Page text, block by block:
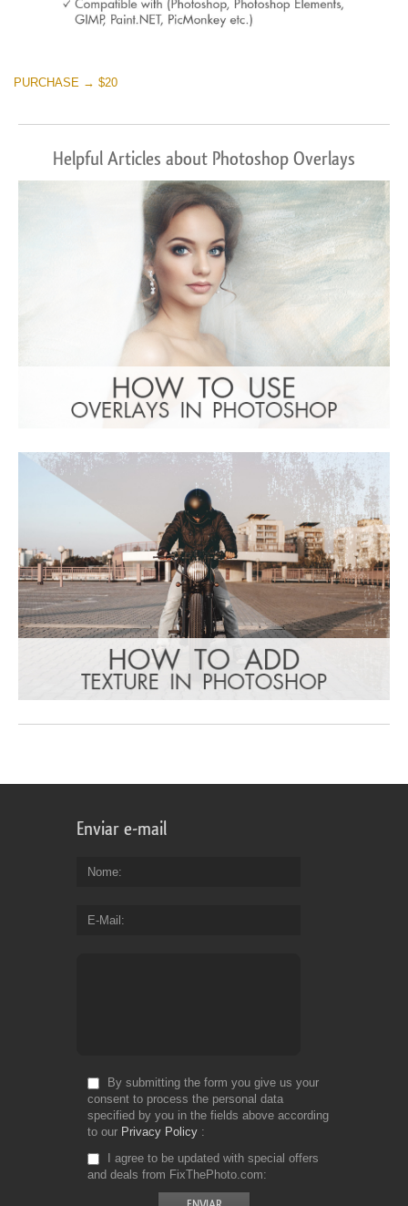
PURCHASE → $20
Helpful Articles about Photoshop Overlays
Enviar e-mail
Nome
E-Mail
By submitting the form you give us your
consent to process the personal data
specified by you in the fields above according
to our Privacy Policy
I agree to be updated with special offers
and deals from FixThePhoto.com